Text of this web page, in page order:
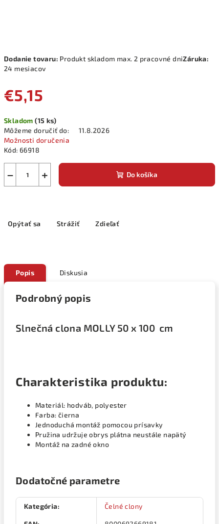
Dodanie tovaru: Produkt skladom max. 2 pracovné dniZáruka:
24 mesiacov
€5,15
cena:
Skladom(15 ks)
Môžeme doručiť do:
11.8.2026
Možnosti doručenia
Kód: 66918
+
− Do košíka
Opýtať sa Strážiť Zdieľať
Popis Diskusia
Podrobný popis
Slnečná clona MOLLY 50 x 100 cm
Charakteristika produktu:
Materiál: hodváb, polyester
Farba: čierna
Jednoduchá montáž pomocou prísavky
Pružina udržuje obrys plátna neustále napätý
Montáž na zadné okno
Dodatočné parametre
Kategória: Čelné clony